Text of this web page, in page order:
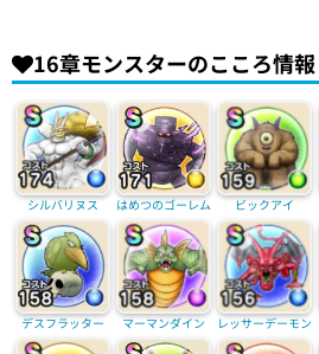
16章モンスターのこころ情報
シルバリヌス はめつのゴーレム ビックアイ
デスフラッター マーマンダイン レッサーデーモン